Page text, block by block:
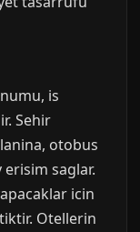
is
Sehir
otobus
saglar.
icin
Otellerin